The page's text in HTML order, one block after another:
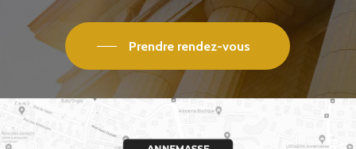
Prendre rendez-vous